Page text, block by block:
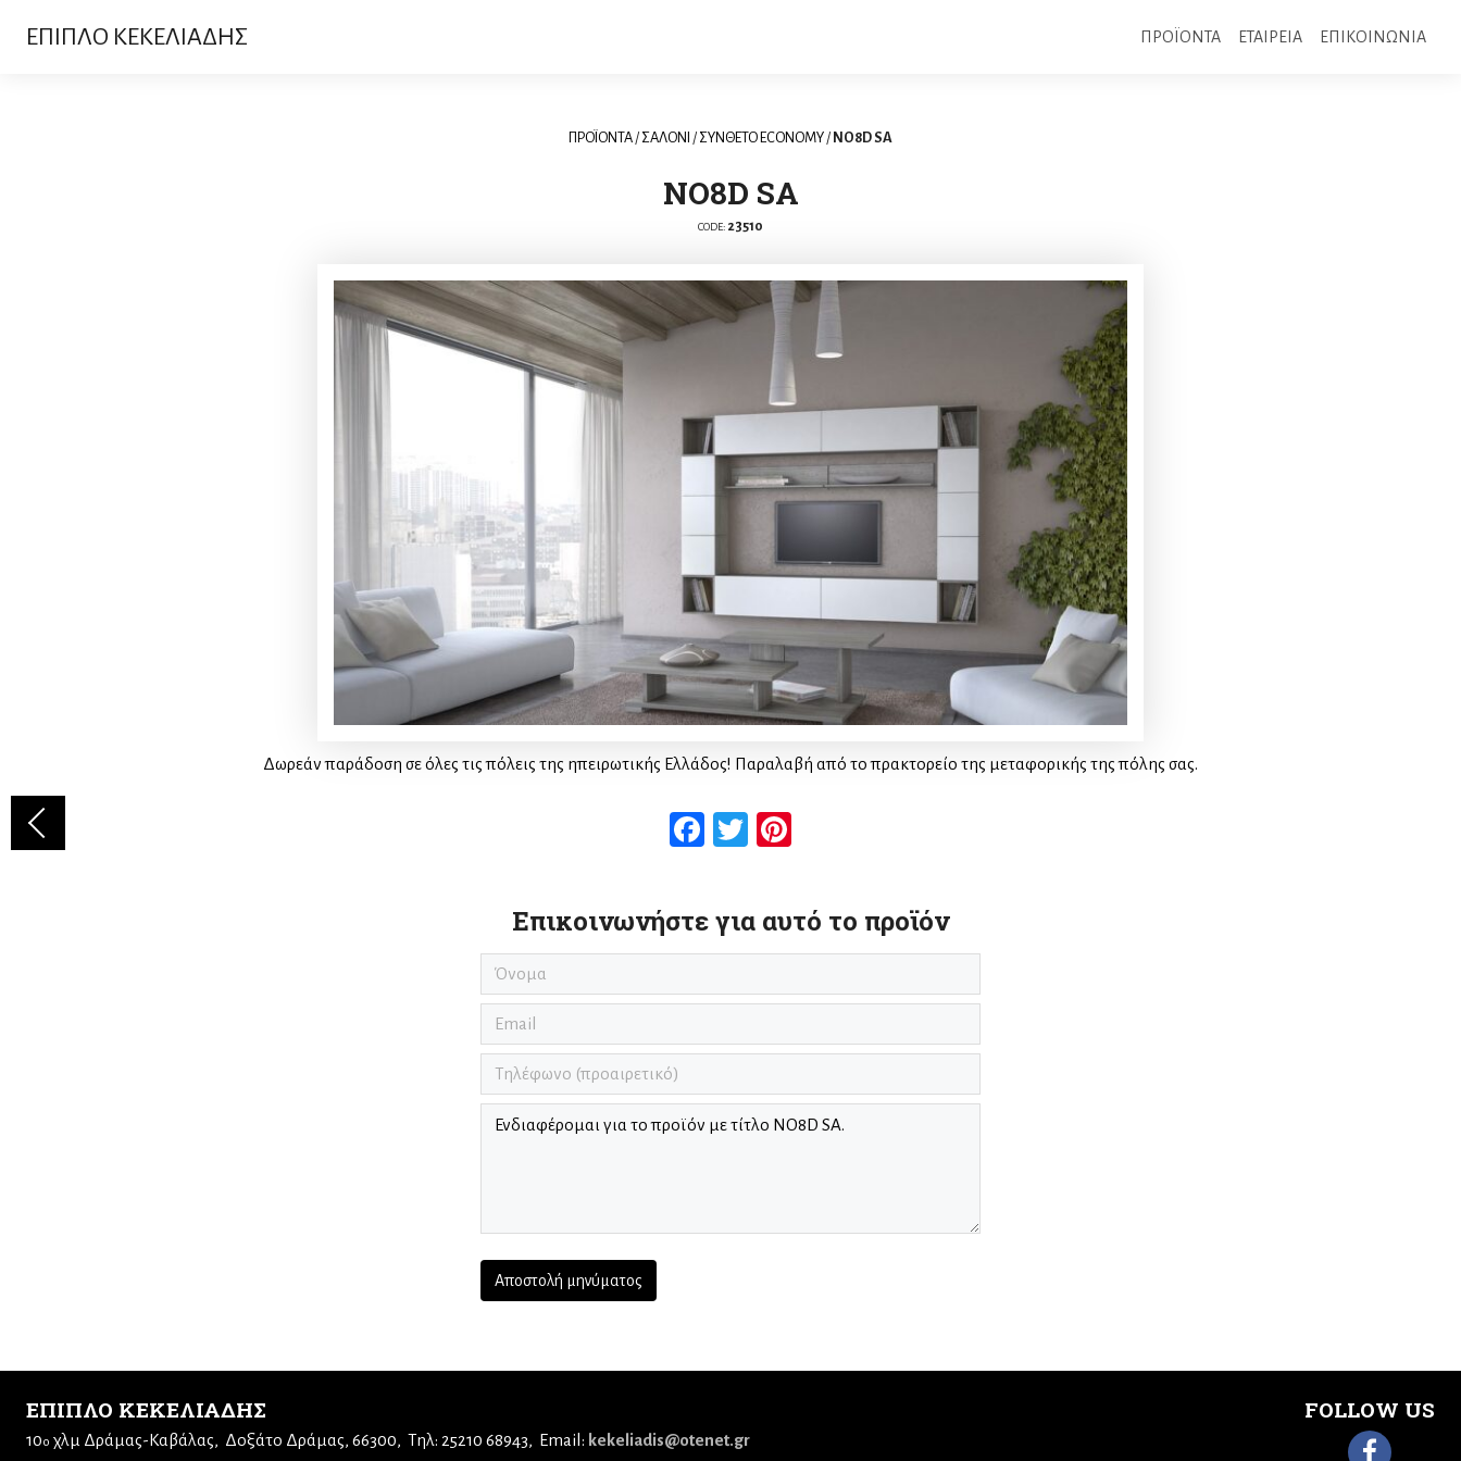
ΕΠΙΠΛΟ ΚΕΚΕΛΙΑΔΗΣ ΠΡΟΪΟΝΤΑ ΕΤΑΙΡΕΙΑ ΕΠΙΚΟΙΝΩΝΙΑ
ΠΡΟΪΟΝΤΑ / ΣΑΛΟΝΙ / ΣΥΝΘΕΤΟ ECONOMY / NO8D SA
NO8D SA
CODE: 23510
Δωρεάν παράδοση σε όλες τις πόλεις της ηπειρωτικής Ελλάδος! Παραλαβή από το πρακτορείο της μεταφορικής της πόλης σας.
Facebook
Twitter
Επικοινωνήστε για αυτό το προϊόν
ΕΠΙΠΛΟ ΚΕΚΕΛΙΑΔΗΣ
10ο χλμ Δράμας-Καβάλας Δοξάτο Δράμας, 66300 Τηλ: 25210 68943 Email: kekeliadis@otenet.gr
FOLLOW US